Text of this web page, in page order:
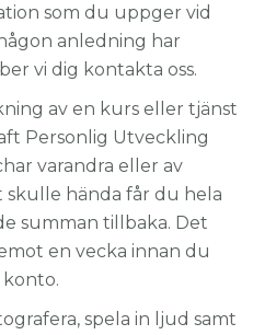
som du uppger vid
anledning har
vi dig kontakta oss.
av en kurs eller tjänst
Personlig Utveckling
varandra eller av
skulle hända får du hela
summan tillbaka. Det
en vecka innan du
spela in ljud samt